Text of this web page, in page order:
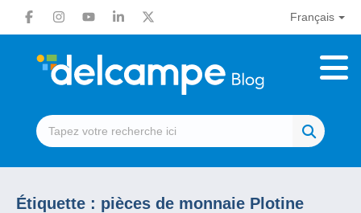
Français
Étiquette : pièces de monnaie Plotine